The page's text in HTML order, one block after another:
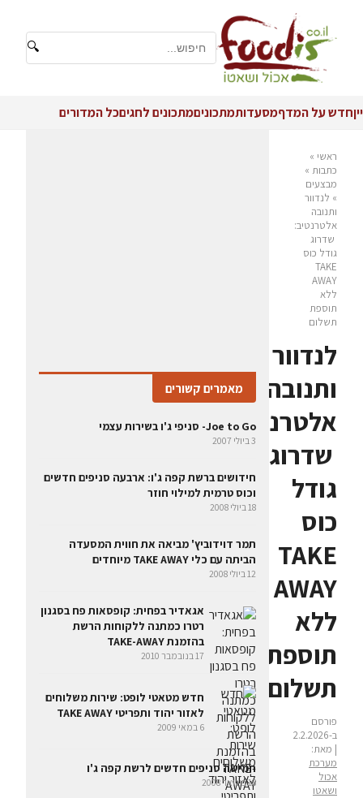
🔍
ייןחדש על המדףמסעדותמתכוניםמתכונים לחגיםכל המדורים
ראשי »
כתבות »
מבצעים
» לנדוור
ותנובה
אלטרנטיב:
שדרוג
גודל כוס
TAKE
AWAY
ללא
תוספת
תשלום
לנדוור
ותנובה
אלטרנטיב:
שדרוג
גודל
כוס
TAKE
AWAY
ללא
תוספת
תשלום
פורסם
ב-2.2.2026
| מאת:
מערכת
אכול
ושאטו
מאמרים קשורים
Joe to Go- סניפי ג'ו בשירות עצמי
3 ביולי 2007
חידושים ברשת קפה ג'ו: ארבעה סניפים חדשים
וכוס טרמית למילוי חוזר
18 ביולי 2008
תמר דוידוביץ' מביאה את חווית המסעדה
הביתה עם כלי TAKE AWAY מיוחדים
12 ביולי 2008
אגאדיר בפחית: קופסאות פח בסגנון
רטרו כמתנה ללקוחות הרשת
בהזמנת TAKE-AWAY
17 בנובמבר 2010
חדש מטאטי לופט: שירות משלוחים
לאזור יהוד ותפריטי TAKE AWAY
6 במאי 2009
חמישה סניפים חדשים לרשת קפה ג'ו
18 בינואר 2008